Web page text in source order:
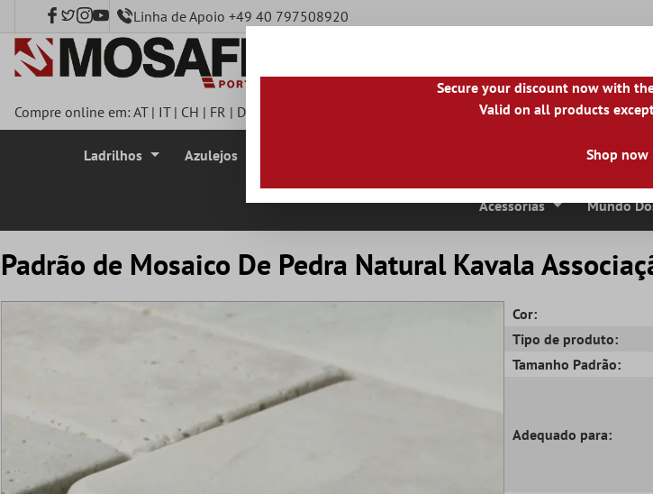
principal Linha de Apoio +49 40 797508920
Compre online em:AT| IT| CH | FR | DE |PL|PT| FI| GR|RO| NO|
Ladrilhos Azulejos Ladrilhos De Pedra Natural Lajes
Acessórias Mundo
Padrão de Mosaico De Pedra Natural Kavala
Cor:
Tipo de produto:
Tamanho Padrão:
Adequado para:
Secure your discount now with
Valid on all products
Shop now